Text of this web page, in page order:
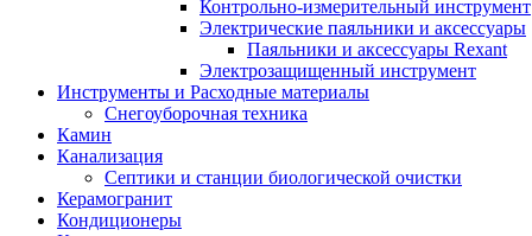
Контрольно-измерительный инструмент
Электрические паяльники и аксессуары
Паяльники и аксессуары Rexant
Электрозащищенный инструмент
Инструменты и Расходные материалы
Снегоуборочная техника
Камин
Канализация
Септики и станции биологической очистки
Керамогранит
Кондиционеры